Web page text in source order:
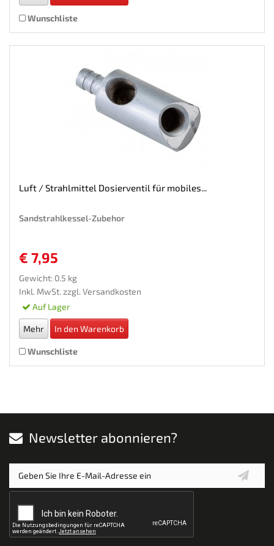
Wunschliste
Luft / Strahlmittel Dosierventil für mobiles...
Sandstrahlkessel-Zubehor
€ 7,95
Gewicht: 0.5 kg
Inkl. MwSt. zzgl. Versandkosten
Auf Lager
Mehr In den Warenkorb
Wunschliste
Newsletter abonnieren?